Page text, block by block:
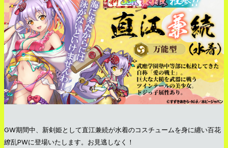
GW期間中、新剣姫として直江兼続が水着のコスチュームを身に纏い百花
繚乱PWに登場いたします。お見逃しなく！